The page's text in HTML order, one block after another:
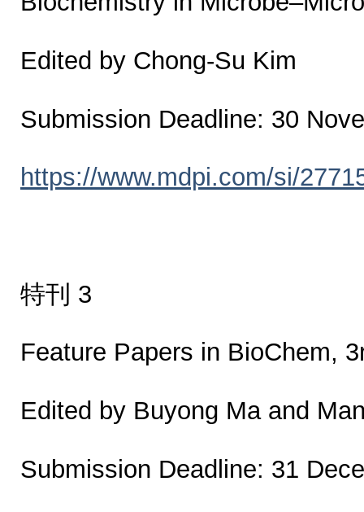
Edited by Chong-Su Kim
Submission Deadline: 30
https://www.mdpi.com/si/
特刊 3
Feature Papers in BioChem,
Edited by Buyong Ma and
Submission Deadline: 31